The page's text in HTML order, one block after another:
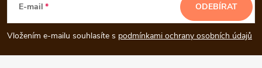
p
E-mail
Vložením e-mailu souhlasíte s podmínkami ochrany osobních údajů
ODEBÍRAT